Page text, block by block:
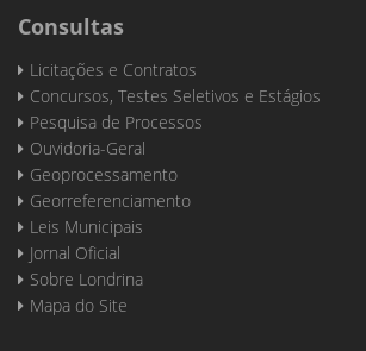
Consultas
Licitações e Contratos
Concursos, Testes Seletivos e Estágios
Pesquisa de Processos
Ouvidoria-Geral
Geoprocessamento
Georreferenciamento
Leis Municipais
Jornal Oficial
Sobre Londrina
Mapa do Site